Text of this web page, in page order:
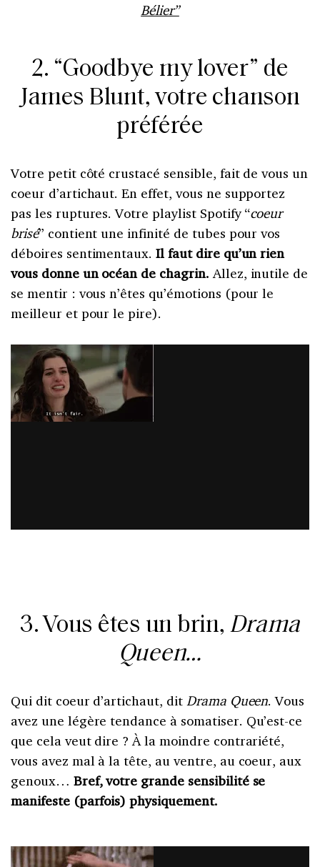
Bélier”
2. “Goodbye my lover” de
James Blunt, votre chanson
préférée
Votre petit côté crustacé sensible, fait de vous un
coeur d’artichaut. En effet, vous ne supportez
pas les ruptures. Votre playlist Spotify “coeur
brisé” contient une infinité de tubes pour vos
déboires sentimentaux. Il faut dire qu’un rien
vous donne un océan de chagrin. Allez, inutile de
se mentir : vous n’êtes qu’émotions (pour le
meilleur et pour le pire).
3. Vous êtes un brin, Drama
Queen…
Qui dit coeur d’artichaut, dit Drama Queen. Vous
avez une légère tendance à somatiser. Qu’est-ce
que cela veut dire ? À la moindre contrariété,
vous avez mal à la tête, au ventre, au coeur, aux
genoux… Bref, votre grande sensibilité se
manifeste (parfois) physiquement.